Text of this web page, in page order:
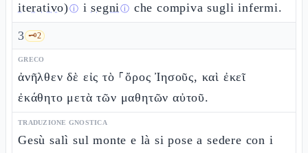
iterativo)ⓘ isegniⓘ che compiva sugli infermi.
3 🗝️2
GRECO
ἀνῆλθεν δὲ εἰς τὸ ⸀ὄρος Ἰησοῦς, καὶ ἐκεῖ
ἐκάθητο μετὰ τῶν μαθητῶν αὐτοῦ.
TRADUZIONE GNOSTICA
Gesù salì sul monte e là si pose a sedere con i